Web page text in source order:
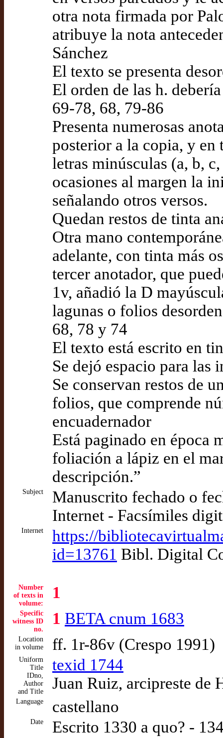
otra nota firmada por
atribuye la nota
Sánchez
El texto se presenta
El orden de las h.
69-78, 68, 79-86
Presenta numerosas
posterior a la copia, y en
letras minúsculas (a, b,
ocasiones al margen la
señalando otros versos.
Quedan restos de tinta
Otra mano
adelante, con tinta más
tercer anotador, que
1v, añadió la D
lagunas o folios
68, 78 y 74
El texto está escrito en
Se dejó espacio para las
Se conservan restos de
folios, que comprende
encuadernador
Está paginado en época
foliación a lápiz en el
descripción.”
Subject
Manuscrito fechado o
Internet - Facsímiles
Internet
https://
id=13761 Bibl. Digital
Number
of texts in
volume:
1
Specific
witness ID
no.
1 BETA cnum 1683
Location
in volume
ff. 1r-86v (Crespo 1991)
Uniform
Title
IDno,
Author
and Title
texid 1744
Juan Ruiz, arcipreste de
Language castellano
Date Escrito 1330 a quo? -